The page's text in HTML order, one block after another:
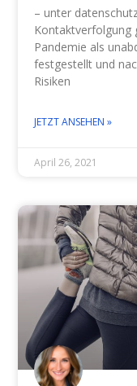
– unter
Kontaktverfolgung
Pandemie als
festgestellt und
Risiken
JETZT ANSEHEN »
April 26, 2021